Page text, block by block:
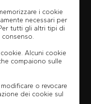
i cookie
necessari per
tutti gli altri tipi di
Alcuni cookie
compaiono sulle
o revocare
dei cookie sul